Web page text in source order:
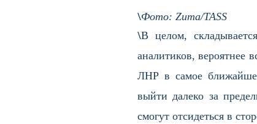
\Фото: Zuma/TASS
\В целом,
аналитиков, вероятнее
ЛНР в самое
выйти далеко за
смогут отсидеться в